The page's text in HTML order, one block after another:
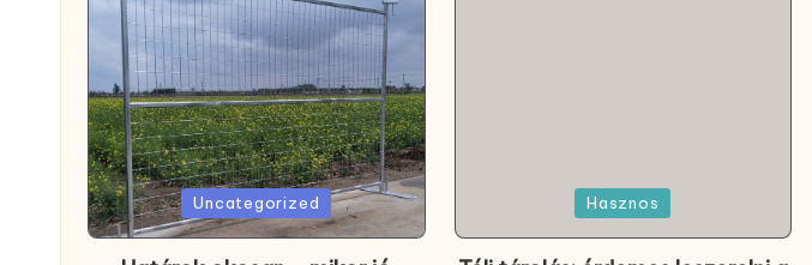
Posted
in
Uncategorized Hasznos